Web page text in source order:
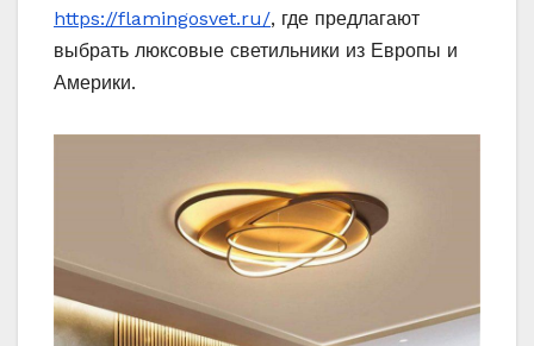
https://flamingosvet.ru/, где предлагают
выбрать люксовые светильники из Европы и
Америки.